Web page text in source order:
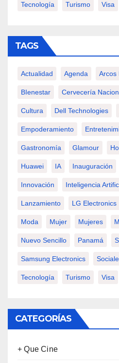
Tecnología Turismo Visa
TAGS
Actualidad Agenda Arcos
BIenestar Cervecería
Cultura Dell Technologies
Empoderamiento
Gastronomía Glamour
Huawei IA Inauguración
Innovación Inteligencia
Lanzamiento LG Electronics
Moda Mujer Mujeres
Nuevo Sencillo Panamá
Samsung Electronics
Tecnología Turismo Visa
CATEGORÍAS
+ Que Cine